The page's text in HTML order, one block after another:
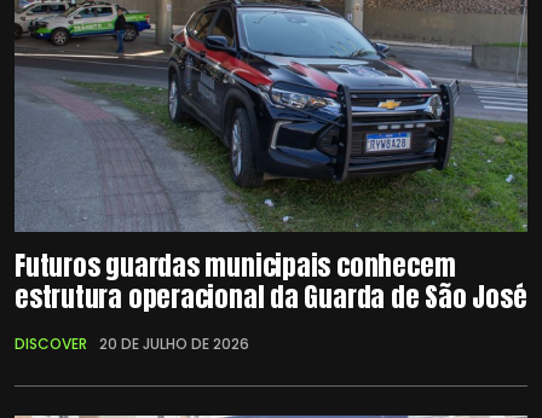
Futuros guardas municipais conhecem
estrutura operacional da Guarda de São José
DISCOVER 20 DE JULHO DE 2026